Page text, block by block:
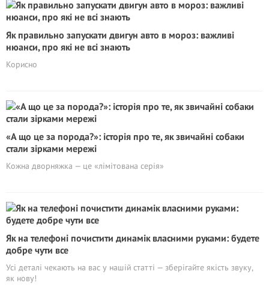
Як правильно запускати двигун авто в мороз: важливі
нюанси, про які не всі знають
Корисно
«А що це за порода?»: історія про те, як звичайні собаки
стали зірками мережі
Кожна дворняжка — це «лімітована серія»
Як на телефоні почистити динамік власними руками: будете
добре чути все
Усі деталі чекають на вас у нашій статті — зберігайте якість звуку,
як нову!